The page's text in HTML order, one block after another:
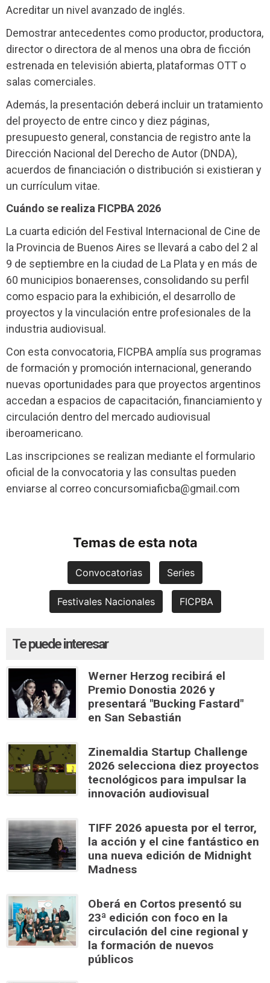
Acreditar un nivel avanzado de inglés.
Demostrar antecedentes como productor, productora,
director o directora de al menos una obra de ficción
estrenada en televisión abierta, plataformas OTT o
salas comerciales.
Además, la presentación deberá incluir un tratamiento
del proyecto de entre cinco y diez páginas,
presupuesto general, constancia de registro ante la
Dirección Nacional del Derecho de Autor (DNDA),
acuerdos de financiación o distribución si existieran y
un currículum vitae.
Cuándo se realiza FICPBA 2026
La cuarta edición del Festival Internacional de Cine de
la Provincia de Buenos Aires se llevará a cabo del 2 al
9 de septiembre en la ciudad de La Plata y en más de
60 municipios bonaerenses, consolidando su perfil
como espacio para la exhibición, el desarrollo de
proyectos y la vinculación entre profesionales de la
industria audiovisual.
Con esta convocatoria, FICPBA amplía sus programas
de formación y promoción internacional, generando
nuevas oportunidades para que proyectos argentinos
accedan a espacios de capacitación, financiamiento y
circulación dentro del mercado audiovisual
iberoamericano.
Las inscripciones se realizan mediante el formulario
oficial de la convocatoria y las consultas pueden
enviarse al correo concursomiaficba@gmail.com
Temas de esta nota
Convocatorias Series
Festivales Nacionales FICPBA
Te puede interesar
Werner Herzog recibirá el
Premio Donostia 2026 y
presentará "Bucking Fastard"
en San Sebastián
Zinemaldia Startup Challenge
2026 selecciona diez proyectos
tecnológicos para impulsar la
innovación audiovisual
TIFF 2026 apuesta por el terror,
la acción y el cine fantástico en
una nueva edición de Midnight
Madness
Oberá en Cortos presentó su
23ª edición con foco en la
circulación del cine regional y
la formación de nuevos
públicos